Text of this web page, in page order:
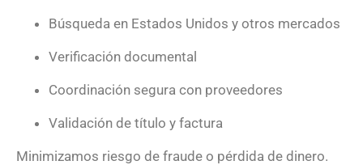
Búsqueda en Estados Unidos y otros mercados
Verificación documental
Coordinación segura con proveedores
Validación de título y factura
Minimizamos riesgo de fraude o pérdida de dinero.